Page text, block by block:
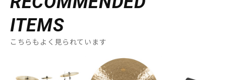
ITEMS
こちらもよく見られています